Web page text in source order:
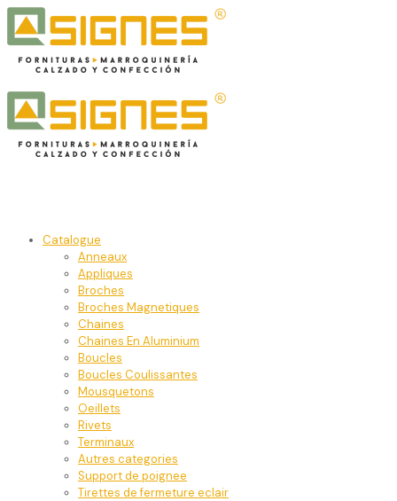
Catalogue
Anneaux
Appliques
Broches
Broches Magnetiques
Chaines
Chaines En Aluminium
Boucles
Boucles Coulissantes
Mousquetons
Oeillets
Rivets
Terminaux
Autres categories
Support de poignee
Tirettes de fermeture eclair